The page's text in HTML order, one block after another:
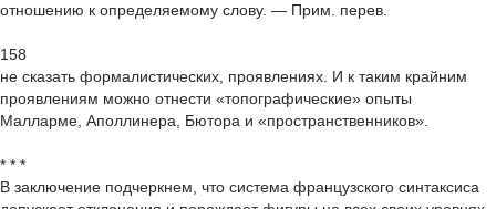
отношению к определяемому слову. — Прим. перев.
158
не сказать формалистических, проявлениях. И к таким крайним
проявлениям можно отнести «топографические» опыты
Малларме, Аполлинера, Бютора и «пространственников».
* * *
В заключение подчеркнем, что система французского синтаксиса